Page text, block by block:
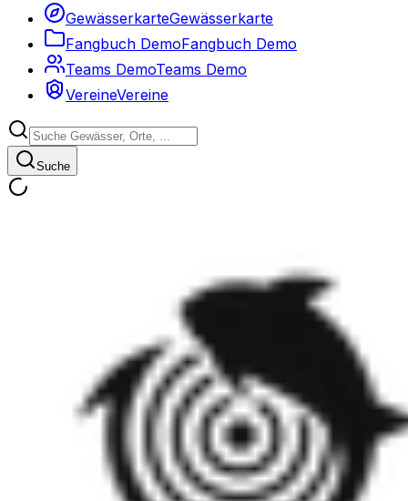
GewässerkarteGewässerkarte
Fangbuch DemoFangbuch Demo
Teams DemoTeams Demo
VereineVereine
Suche